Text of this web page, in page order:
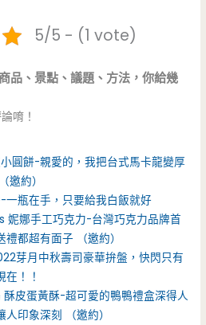
5/5 - (1 vote)
品、景點、議題、方法，你給幾
唷！
圓餅-親愛的，我把台式馬卡龍變厚
邀約）
瓶在手，只要給我白飯就好
妮娜手工巧克力-台灣巧克力品牌首
都超有面子 （邀約）
芽月中秋壽司豪華拚盤，快閃只有
！！
皮蛋黃酥-超可愛的鴨鴨禮盒深得人
印象深刻 （邀約）